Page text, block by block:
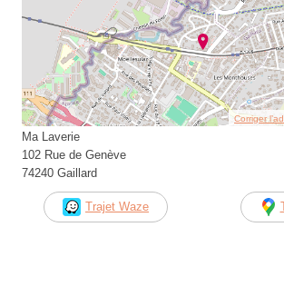
Corriger
Ma Laverie
102 Rue de Genève
74240 Gaillard
Trajet Waze